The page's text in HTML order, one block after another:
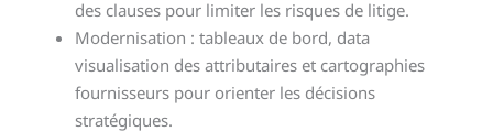
des clauses pour limiter les risques de litige.
Modernisation : tableaux de bord, data
visualisation des attributaires et cartographies
fournisseurs pour orienter les décisions
stratégiques.